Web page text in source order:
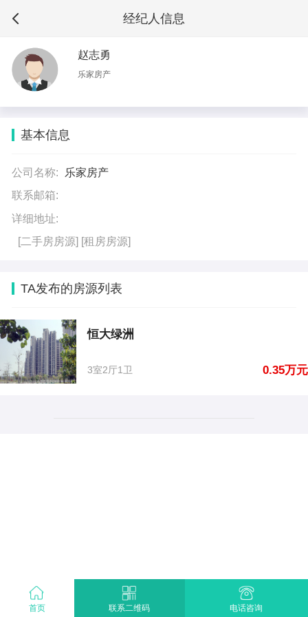
经纪人信息
首页 联系二维码 电话咨询
赵志勇
乐家房产
基本信息
公司名称:
乐家房产
联系邮箱:
详细地址:
[二手房房源] [租房房源]
TA发布的房源列表
恒大绿洲
3室2厅1卫 0.35万元